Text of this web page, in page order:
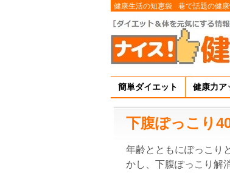
健康生活の知恵袋 巷で話題の健
簡単ダイエット 健康力ア
下腹ぽっこり
年齢とともにぽっこり
かし、下腹ぽっこり解